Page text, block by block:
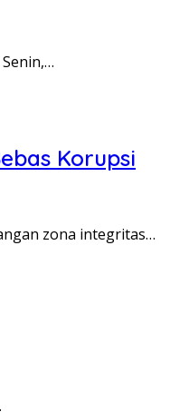
Korupsi
zona integritas…